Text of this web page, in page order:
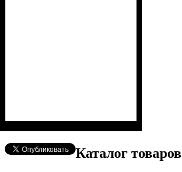
Каталог товаров